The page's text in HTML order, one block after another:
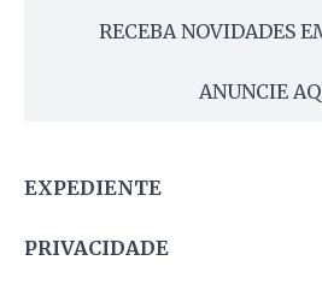
RECEBA NOVIDADES
ANUNCIE
EXPEDIENTE
PRIVACIDADE